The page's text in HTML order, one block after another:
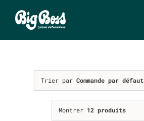
Trier par Commande par défaut
Montrer 12 produits